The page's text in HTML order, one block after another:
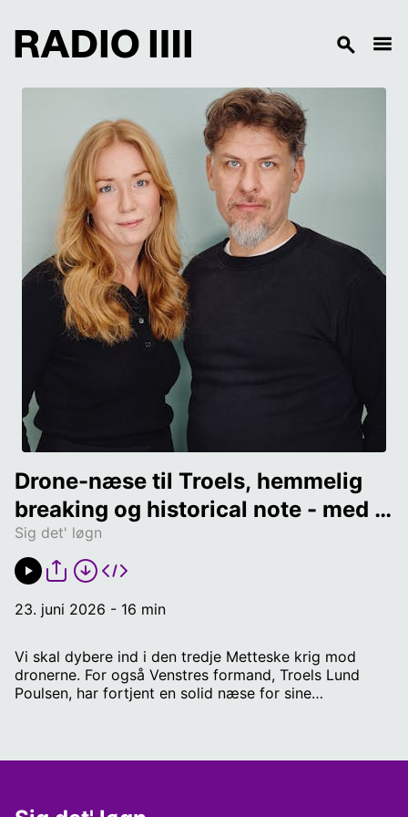
Sig det' løgn
Drone-næse til Troels, hemmelig
breaking og historical note - med
Brian Weichardt og Sofie Frøkjær
23. juni 2026 - 16 min
Vi skal dybere ind i den tredje Metteske krig mod
dronerne. For også Venstres formand, Troels Lund
Poulsen, har fortjent en solid næse for sine
også i BREAKING på et overset afsnit i Forsvarets